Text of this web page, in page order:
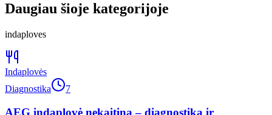
Daugiau šioje kategorijoje
indaploves
Indaplovės
Diagnostika
7
AEG indaplovė nekaitina – diagnostika ir